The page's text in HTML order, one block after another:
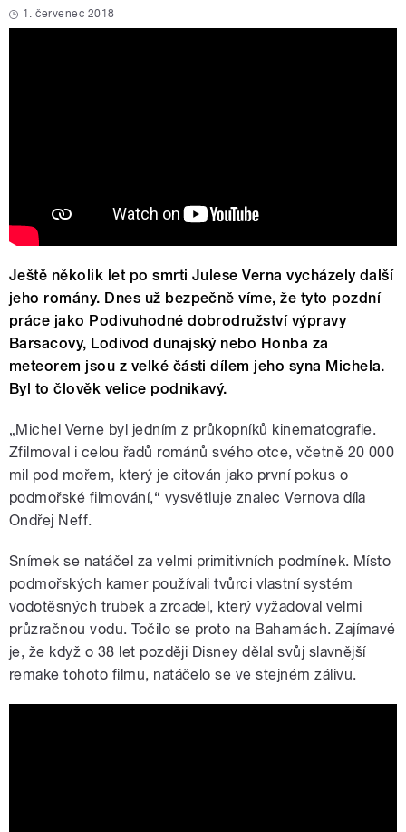
1. červenec 2018
Ještě několik let po smrti Julese Verna vycházely další
jeho romány. Dnes už bezpečně víme, že tyto pozdní
práce jako Podivuhodné dobrodružství výpravy
Barsacovy, Lodivod dunajský nebo Honba za
meteorem jsou z velké části dílem jeho syna Michela.
Byl to člověk velice podnikavý.
„Michel Verne byl jedním z průkopníků kinematografie.
Zfilmoval i celou řadů románů svého otce, včetně 20 000
mil pod mořem, který je citován jako první pokus o
podmořské filmování,“ vysvětluje znalec Vernova díla
Ondřej Neff.
Snímek se natáčel za velmi primitivních podmínek. Místo
podmořských kamer používali tvůrci vlastní systém
vodotěsných trubek a zrcadel, který vyžadoval velmi
průzračnou vodu. Točilo se proto na Bahamách. Zajímavé
je, že když o 38 let později Disney dělal svůj slavnější
remake tohoto filmu, natáčelo se ve stejném zálivu.